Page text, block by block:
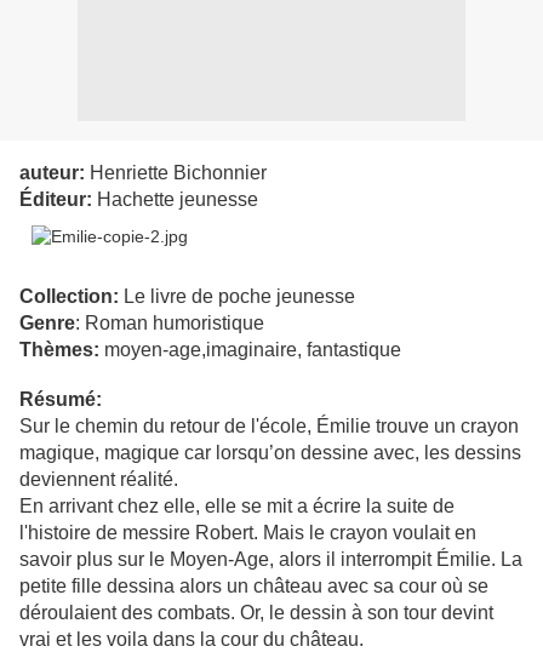
auteur: Henriette Bichonnier
Éditeur: Hachette jeunesse
Collection: Le livre de poche jeunesse
Genre: Roman humoristique
Thèmes: moyen-age,imaginaire, fantastique
Résumé:
Sur le chemin du retour de l'école, Émilie trouve un crayon
magique, magique car lorsqu’on dessine avec, les dessins
deviennent réalité.
En arrivant chez elle, elle se mit a écrire la suite de
l'histoire de messire Robert. Mais le crayon voulait en
savoir plus sur le Moyen-Age, alors il interrompit Émilie. La
petite fille dessina alors un château avec sa cour où se
déroulaient des combats. Or, le dessin à son tour devint
vrai et les voila dans la cour du château.